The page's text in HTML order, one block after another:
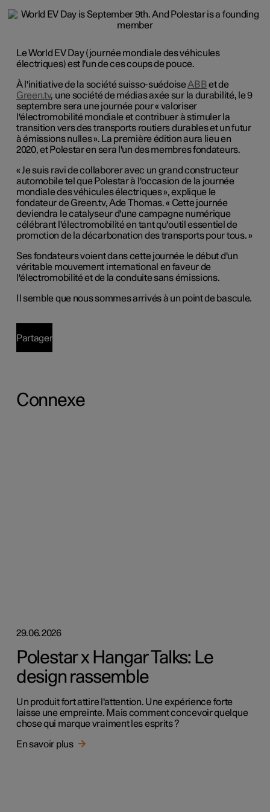
Le World EV Day (journée mondiale des véhicules
électriques) est l'un de ces coups de pouce.
À l'initiative de la société suisso-suédoiseABBet de
Green.tv, une société de médias axée sur la durabilité, le 9
septembre sera une journée pour « valoriser
l'électromobilité mondiale et contribuer à stimuler la
transition vers des transports routiers durables et un futur
à émissions nulles ». La première édition aura lieu en
2020, et Polestar en sera l'un des membres fondateurs.
« Je suis ravi de collaborer avec un grand constructeur
automobile tel que Polestar à l'occasion de la journée
mondiale des véhicules électriques », explique le
fondateur de Green.tv, Ade Thomas. « Cette journée
deviendra le catalyseur d'une campagne numérique
célébrant l'électromobilité en tant qu'outil essentiel de
promotion de la décarbonation des transports pour tous. »
Ses fondateurs voient dans cette journée le début d'un
véritable mouvement international en faveur de
l'électromobilité et de la conduite sans émissions.
Il semble que nous sommes arrivés à un point de bascule.
Partager
Connexe
29.06.2026
Polestar x Hangar Talks: Le
design rassemble
Un produit fort attire l'attention. Une expérience forte
laisse une empreinte. Mais comment concevoir quelque
chose qui marque vraiment les esprits ?
En savoir plus